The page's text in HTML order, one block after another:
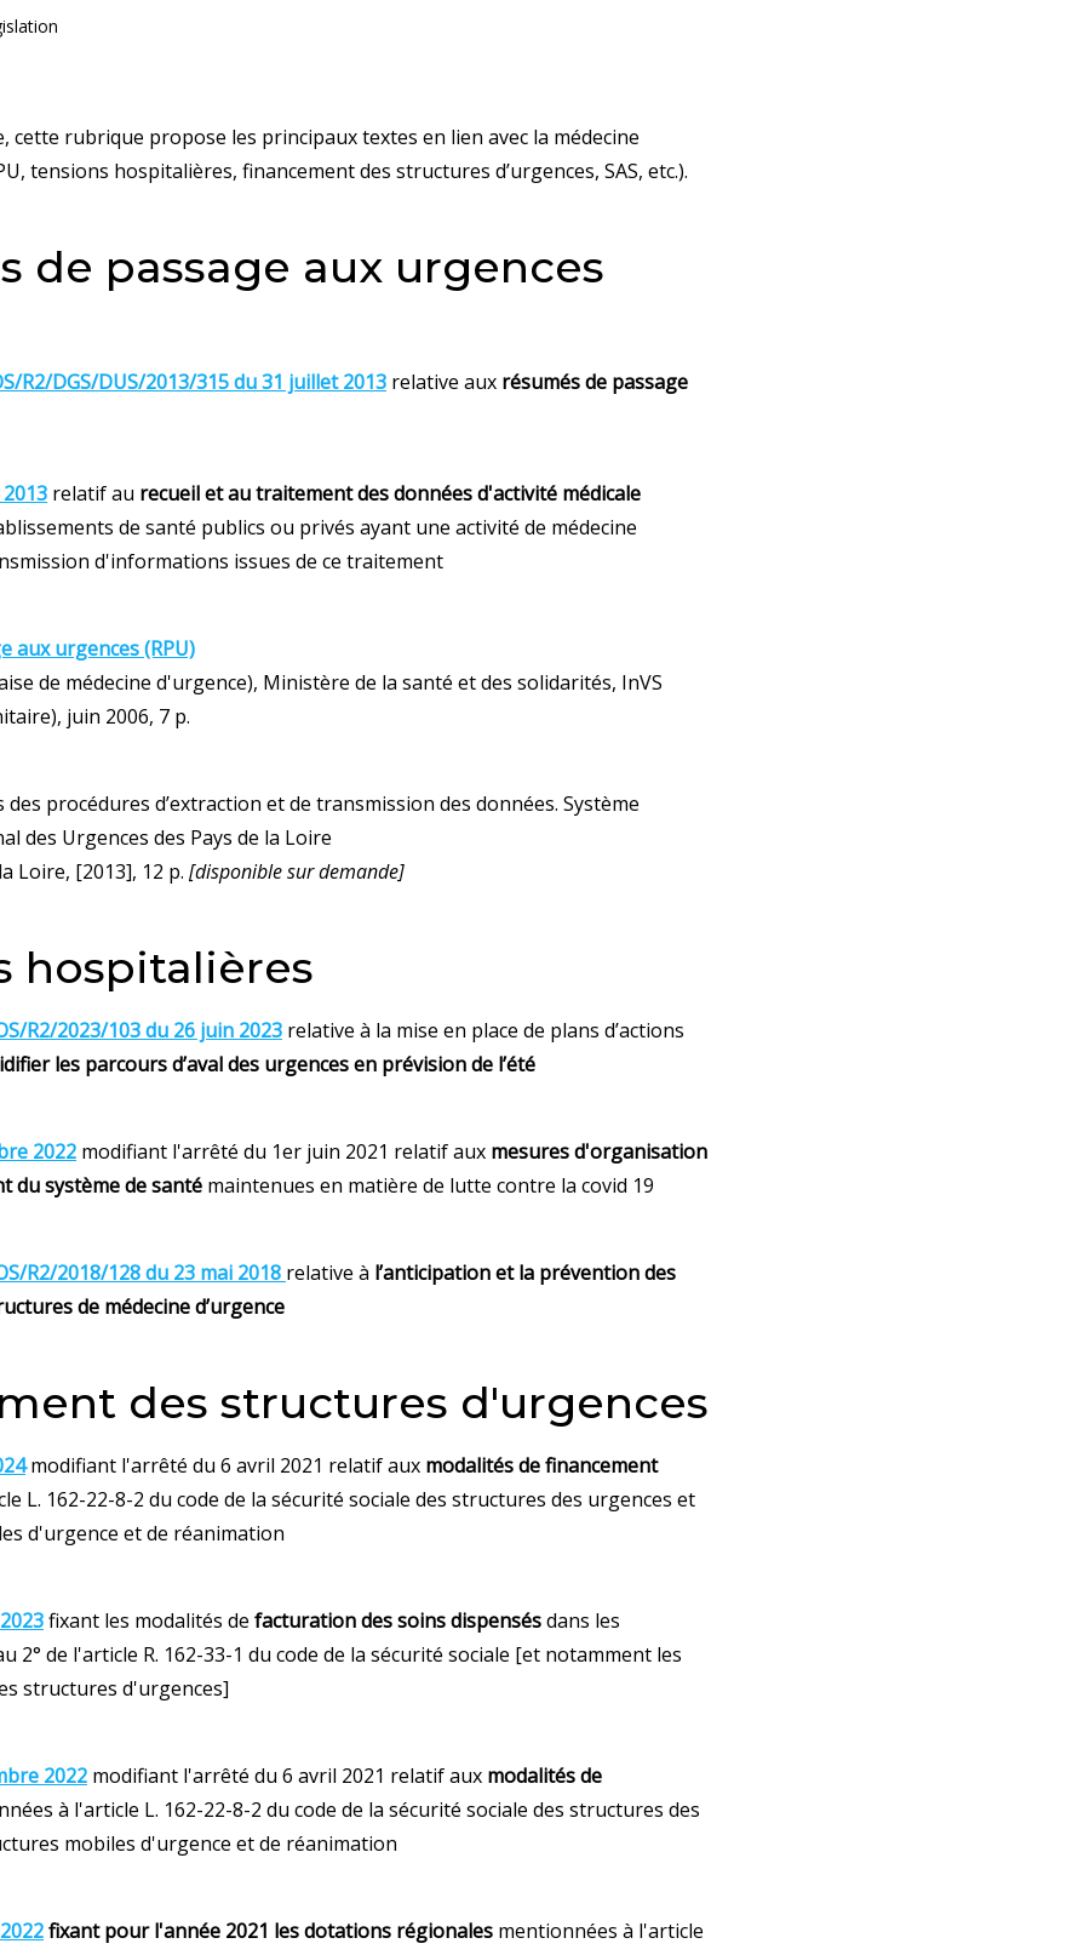
cette rubrique propose les principaux textes en lien avec la médecine
tensions hospitalières, financement des structures d’urgences, SAS, etc.).
de passage aux urgences
R2/DGS/DUS/2013/315 du 31 juillet 2013 relative aux résumés de passage
relatif au recueil et au traitement des données d'activité médicale
de santé publics ou privés ayant une activité de médecine
d'informations issues de ce traitement
aux urgences (RPU)
de médecine d'urgence), Ministère de la santé et des solidarités, InVS
juin 2006, 7 p.
des procédures d’extraction et de transmission des données. Système
des Urgences des Pays de la Loire
Loire, [2013], 12 p. [disponible sur demande]
hospitalières
R2/2023/103 du 26 juin 2023 relative à la mise en place de plans d’actions
les parcours d’aval des urgences en prévision de l’été
2022 modifiant l'arrêté du 1er juin 2021 relatif aux mesures d'organisation
du système de santé maintenues en matière de lutte contre la covid 19
R2/2018/128 du 23 mai 2018 relative à l’anticipation et la prévention des
de médecine d’urgence
des structures d'urgences
modifiant l'arrêté du 6 avril 2021 relatif aux modalités de financement
L. 162-22-8-2 du code de la sécurité sociale des structures des urgences et
d'urgence et de réanimation
fixant les modalités de facturation des soins dispensésdans les
2° de l'article R. 162-33-1 du code de la sécurité sociale [et notamment les
structures d'urgences]
2022 modifiant l'arrêté du 6 avril 2021 relatif aux modalités de
à l'article L. 162-22-8-2 du code de la sécurité sociale des structures des
mobiles d'urgence et de réanimation
fixant pour l'année 2021 les dotations régionales mentionnées à l'article